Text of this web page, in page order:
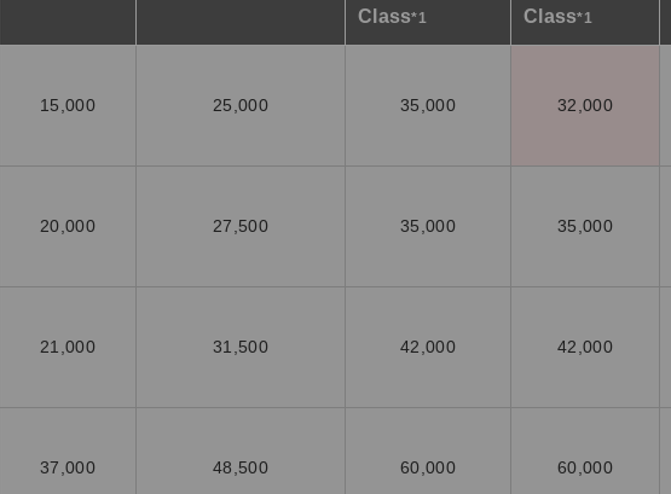
Class*1
Class*1
15,000 25,000 35,000 32,000
20,000 27,500 35,000 35,000
21,000 31,500 42,000 42,000
37,000 48,500 60,000 60,000